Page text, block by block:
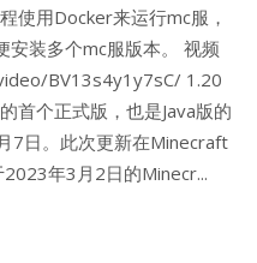
使用Docker来运行mc服，
安装多个mc服版本。 视频
BV13s4y1y7sC/ 1.20
首个正式版，也是Java版的
7日。此次更新在Minecraft
年3月2日的Minecr...